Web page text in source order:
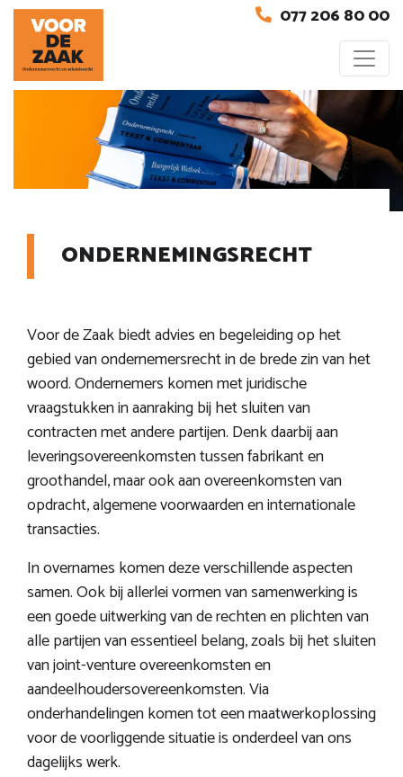
077 206 80 00
ONDERNEMINGSRECHT
Voor de Zaak biedt advies en begeleiding op het
gebied van ondernemersrecht in de brede zin van het
woord. Ondernemers komen met juridische
vraagstukken in aanraking bij het sluiten van
contracten met andere partijen. Denk daarbij aan
leveringsovereenkomsten tussen fabrikant en
groothandel, maar ook aan overeenkomsten van
opdracht, algemene voorwaarden en internationale
transacties.
In overnames komen deze verschillende aspecten
samen. Ook bij allerlei vormen van samenwerking is
een goede uitwerking van de rechten en plichten van
alle partijen van essentieel belang, zoals bij het sluiten
van joint-venture overeenkomsten en
aandeelhoudersovereenkomsten. Via
onderhandelingen komen tot een maatwerkoplossing
voor de voorliggende situatie is onderdeel van ons
dagelijks werk.